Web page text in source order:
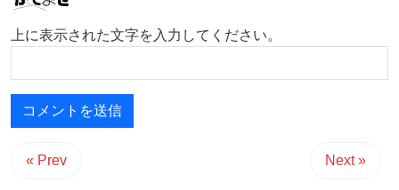
上に表示された文字を入力してください。
« Prev Next »